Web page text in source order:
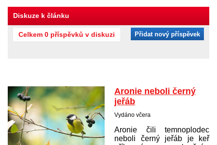
Diskuze k článku
Celkem 0 příspěvků v diskuzi Přidat nový příspěvek
Aronie neboli černý
jeřáb
Vydáno včera
Aronie čili temnoplodec
neboli černý jeřáb je keř